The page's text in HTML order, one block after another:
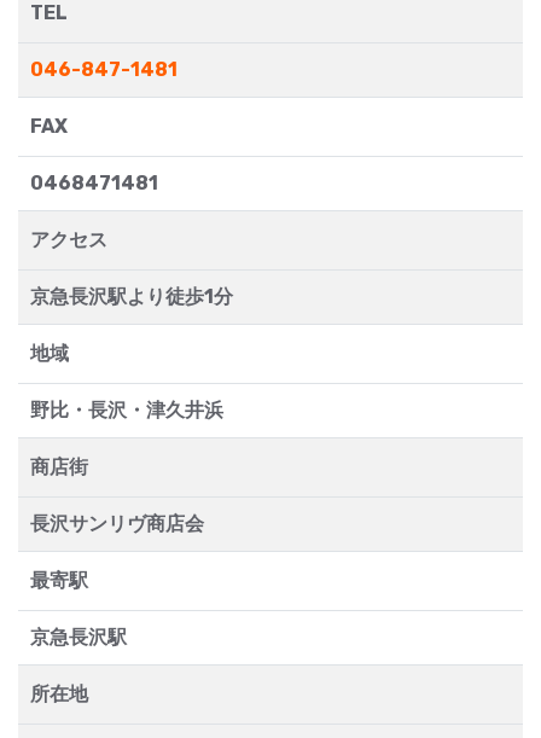
TEL
046-847-1481
FAX
0468471481
アクセス
京急長沢駅より徒歩1分
地域
野比・長沢・津久井浜
商店街
長沢サンリヴ商店会
最寄駅
京急長沢駅
所在地